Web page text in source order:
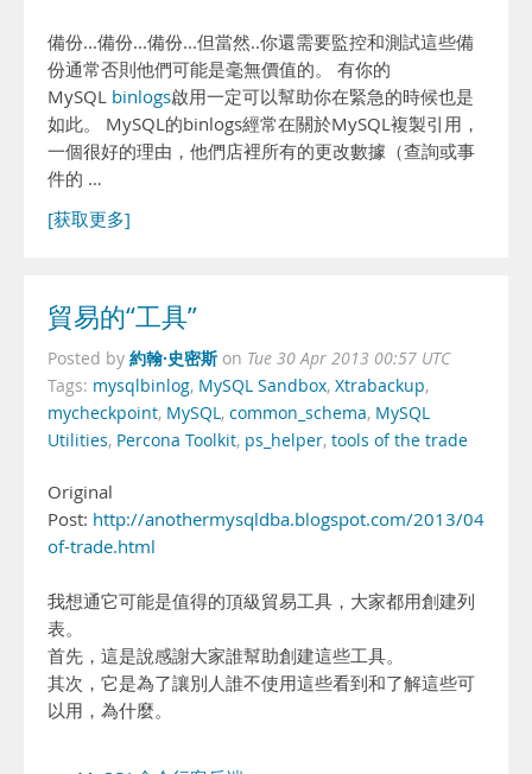
備份...備份...備份...但當然..你還需要監控和測試這些備
份通常否則他們可能是毫無價值的。 有你的
MySQL binlogs啟用一定可以幫助你在緊急的時候也是
如此。 MySQL的binlogs經常在關於MySQL複製引用，
一個很好的理由，他們店裡所有的更改數據（查詢或事
件的 …
[获取更多]
貿易的“工具”
Posted by 約翰·史密斯 on Tue 30 Apr 2013 00:57 UTC
Tags: mysqlbinlog, MySQL Sandbox, Xtrabackup,
mycheckpoint, MySQL, common_schema, MySQL
Utilities, Percona Toolkit, ps_helper, tools of the trade
Original
Post: http://anothermysqldba.blogspot.com/2013/04/
of-trade.html
我想通它可能是值得的頂級貿易工具，大家都用創建列
表。
首先，這是說感謝大家誰幫助創建這些工具。
其次，它是為了讓別人誰不使用這些看到和了解這些可
以用，為什麼。